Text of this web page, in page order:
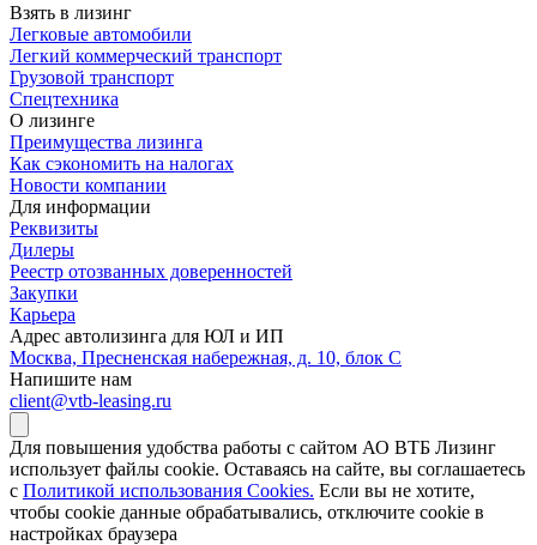
Взять в лизинг
Легковые автомобили
Легкий коммерческий транспорт
Грузовой транспорт
Спецтехника
О лизинге
Преимущества лизинга
Как сэкономить на налогах
Новости компании
Для информации
Реквизиты
Дилеры
Реестр отозванных доверенностей
Закупки
Карьера
Адрес автолизинга для ЮЛ и ИП
Москва, Пресненская набережная, д. 10, блок С
Напишите нам
client@vtb-leasing.ru
Для повышения удобства работы с сайтом АО ВТБ Лизинг
использует файлы cookie. Оставаясь на сайте, вы соглашаетесь
с Политикой использования Cookies. Если вы не хотите,
чтобы сookie данные обрабатывались, отключите cookie в
настройках браузера